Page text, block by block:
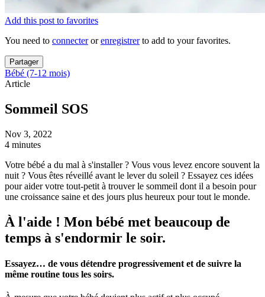
Add this post to favorites
You need to connecterorenregistrerto add to your favorites.
Partager
Bébé (7-12 mois)
Article
Sommeil SOS
Nov 3, 2022
4 minutes
Votre bébé a du mal à s'installer ? Vous vous levez encore souvent la
nuit ? Vous êtes réveillé avant le lever du soleil ? Essayez ces idées
pour aider votre tout-petit à trouver le sommeil dont il a besoin pour
une croissance saine et des jours plus heureux pour tout le monde.
À l'aide ! Mon bébé met beaucoup de
temps à s'endormir le soir.
Essayez… de vous détendre progressivement et de suivre la
même routine tous les soirs.